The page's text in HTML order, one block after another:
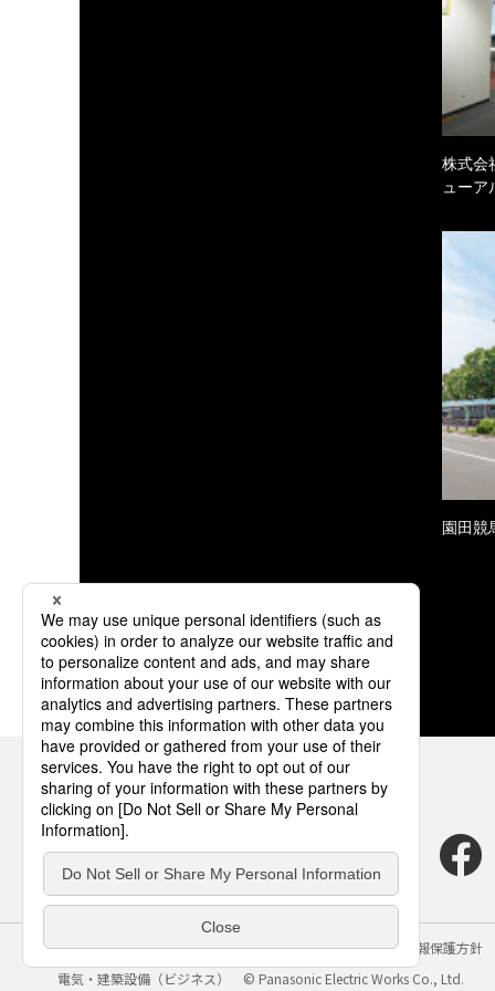
株式会
ューア
園田
サイトのご利用にあたって クッキーポリシー
個人情報保護方針
電気・建築設備（ビジネス）
© Panasonic Electric Works Co., Ltd.